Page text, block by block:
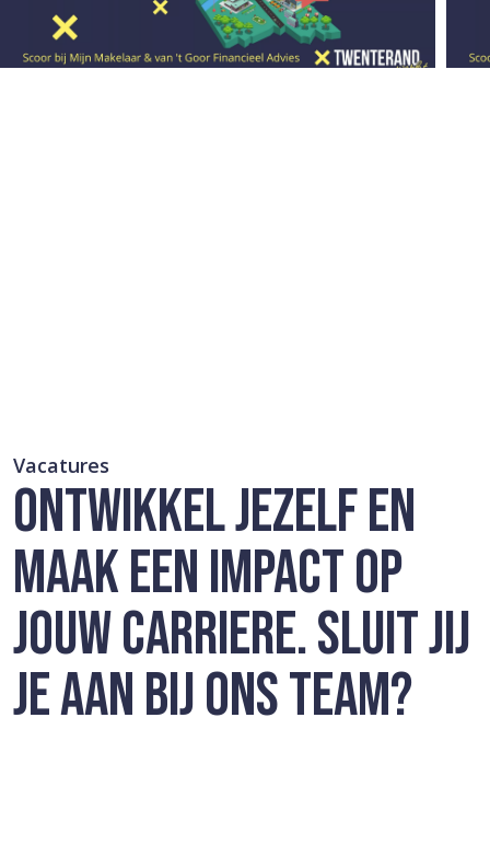
Vacatures
ONTWIKKEL JEZELF EN
MAAK EEN IMPACT OP
JOUW CARRIERE. SLUIT JIJ
JE AAN BIJ ONS TEAM?